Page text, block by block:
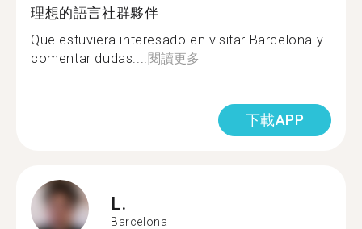
理想的語言社群夥伴
Que estuviera interesado en visitar Barcelona y
comentar dudas....閱讀更多
下載APP
L.
Barcelona